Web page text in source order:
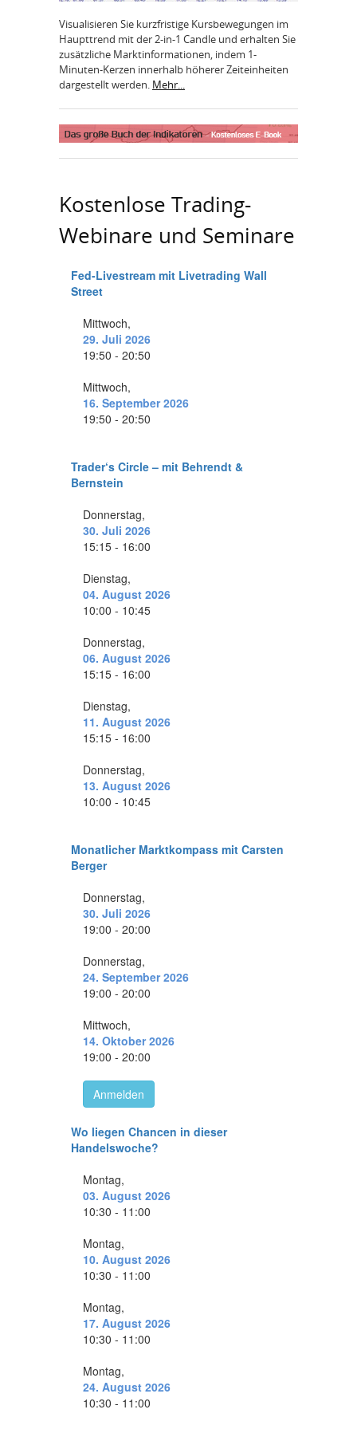
Visualisieren Sie kurzfristige Kursbewegungen im
Haupttrend mit der 2-in-1 Candle und erhalten Sie
zusätzliche Marktinformationen, indem 1-
Minuten-Kerzen innerhalb höherer Zeiteinheiten
dargestellt werden. Mehr...
Kostenlose Trading-
Webinare und Seminare